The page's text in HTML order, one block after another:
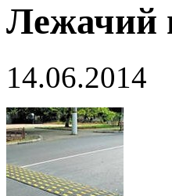
Лежачий
14.06.2014